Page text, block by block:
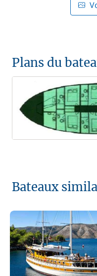
Plans du
Bateaux